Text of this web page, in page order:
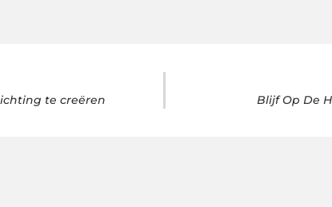
te creëren Blijf Op De